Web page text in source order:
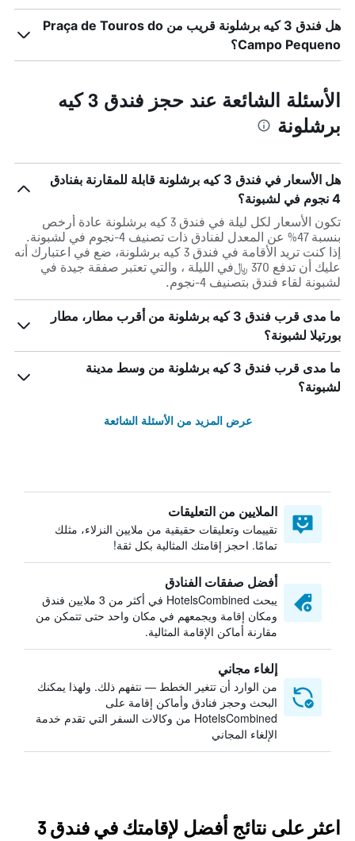
هل فندق 3 كيه برشلونة قريب من Praça de Touros do
Campo Pequeno؟
الأسئلة الشائعة عند حجز فندق 3 كيه
برشلونة
هل الأسعار في فندق 3 كيه برشلونة قابلة للمقارنة بفنادق
4 نجوم في لشبونة؟
تكون الأسعار لكل ليلة في فندق 3 كيه برشلونة عادة أرخص
بنسبة 47% عن المعدل لفنادق ذات تصنيف 4-نجوم في لشبونة.
إذا كنت تريد الأقامة في فندق 3 كيه برشلونة، ضع في اعتبارك أنه
عليك أن تدفع 370 ﷼في الليلة ، والتي تعتبر صفقة جيدة في
لشبونة لقاء فندق بتصنيف 4-نجوم.
ما مدى قرب فندق 3 كيه برشلونة من أقرب مطار، مطار
بورتيلا لشبونة؟
ما مدى قرب فندق 3 كيه برشلونة من وسط مدينة
لشبونة؟
عرض المزيد من الأسئلة الشائعة
الملايين من التعليقات
تقييمات وتعليقات حقيقية من ملايين النزلاء، مثلك
تمامًا. احجز إقامتك المثالية بكل ثقة!
أفضل صفقات الفنادق
يبحث HotelsCombined في أكثر من 3 ملايين فندق
ومكان إقامة ويجمعهم في مكان واحد حتى تتمكن من
مقارنة أماكن الإقامة المثالية.
إلغاء مجاني
من الوارد أن تتغير الخطط — نتفهم ذلك. ولهذا يمكنك
البحث وحجز فنادق وأماكن إقامة على
HotelsCombined من وكالات السفر التي تقدم خدمة
الإلغاء المجاني
اعثر على نتائج أفضل لإقامتك في فندق 3